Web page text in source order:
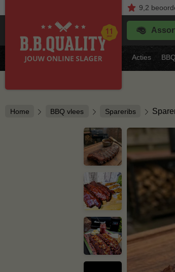
9,2
Acties BBQ
Home BBQ vlees Spareribs